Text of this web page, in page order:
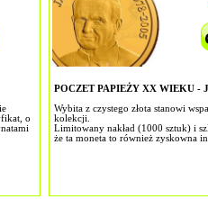
o
POCZET PAPIEŻY XX WIEKU -
Wybita z czystego złota stanowi
kolekcji.
Limitowany nakład (1000 sztuk) i
że ta moneta to również zyskowna